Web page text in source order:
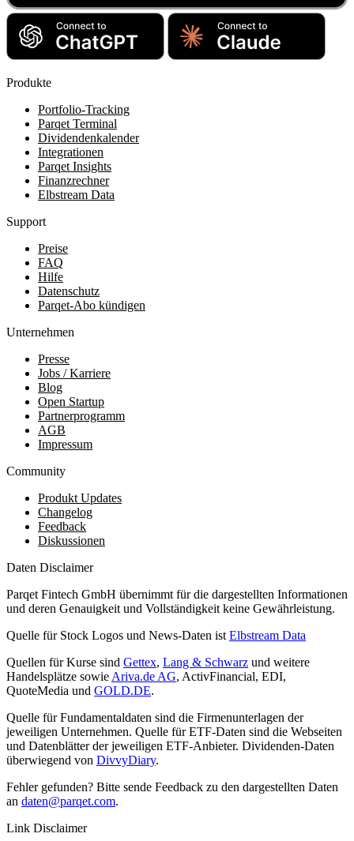
Produkte
Portfolio-Tracking
Parqet Terminal
Dividendenkalender
Integrationen
Parqet Insights
Finanzrechner
Elbstream Data
Support
Preise
FAQ
Hilfe
Datenschutz
Parqet-Abo kündigen
Unternehmen
Presse
Jobs / Karriere
Blog
Open Startup
Partnerprogramm
AGB
Impressum
Community
Produkt Updates
Changelog
Feedback
Diskussionen
Daten Disclaimer
Parqet Fintech GmbH übernimmt für die dargestellten Informationen
und deren Genauigkeit und Vollständigkeit keine Gewährleistung.
Quelle für Stock Logos und News-Daten ist Elbstream Data
Quellen für Kurse sind Gettex, Lang & Schwarz und weitere
Handelsplätze sowie Ariva.de AG, ActivFinancial, EDI,
QuoteMedia und GOLD.DE.
Quelle für Fundamentaldaten sind die Firmenunterlagen der
jeweiligen Unternehmen. Quelle für ETF-Daten sind die Webseiten
und Datenblätter der jeweiligen ETF-Anbieter. Dividenden-Daten
überwiegend von DivvyDiary.
Fehler gefunden? Bitte sende Feedback zu den dargestellten Daten
an daten@parqet.com.
Link Disclaimer